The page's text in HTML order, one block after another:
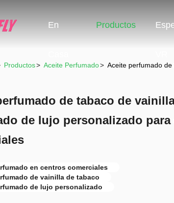
En Productos
Productos> Aceite Perfumado> Aceite perfumado
de tabaco de
de lujo personalizado
en centros comerciales
de vainilla de tabaco
de lujo personalizado